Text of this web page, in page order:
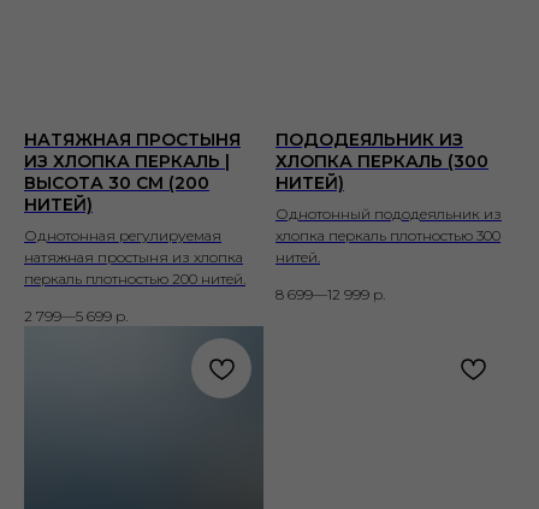
НАТЯЖНАЯ ПРОСТЫНЯ
ИЗ ХЛОПКА ПЕРКАЛЬ |
ВЫСОТА 30 СМ (200
НИТЕЙ)
Однотонная регулируемая
натяжная простыня из хлопка
перкаль плотностью 200 нитей.
2 799—5 699 р.
ПОДОДЕЯЛЬНИК ИЗ
ХЛОПКА ПЕРКАЛЬ (300
НИТЕЙ)
Однотонный пододеяльник из
хлопка перкаль плотностью 300
нитей.
8 699—12 999 р.